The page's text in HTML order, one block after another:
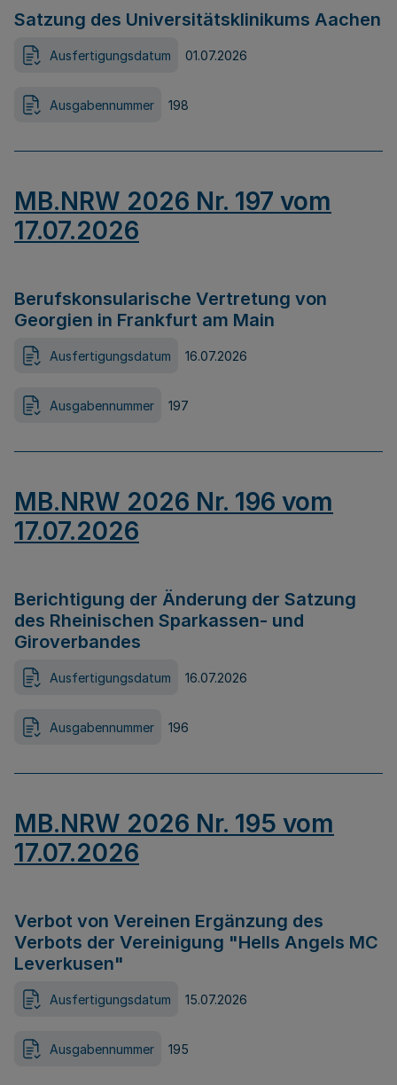
Satzung des Universitätsklinikums Aachen
Ausfertigungsdatum 01.07.2026
Ausgabennummer 198
MB.NRW 2026 Nr. 197 vom
17.07.2026
Berufskonsularische Vertretung von
Georgien in Frankfurt am Main
Ausfertigungsdatum 16.07.2026
Ausgabennummer 197
MB.NRW 2026 Nr. 196 vom
17.07.2026
Berichtigung der Änderung der Satzung
des Rheinischen Sparkassen- und
Giroverbandes
Ausfertigungsdatum 16.07.2026
Ausgabennummer 196
MB.NRW 2026 Nr. 195 vom
17.07.2026
Verbot von Vereinen Ergänzung des
Verbots der Vereinigung "Hells Angels MC
Leverkusen"
Ausfertigungsdatum 15.07.2026
Ausgabennummer 195